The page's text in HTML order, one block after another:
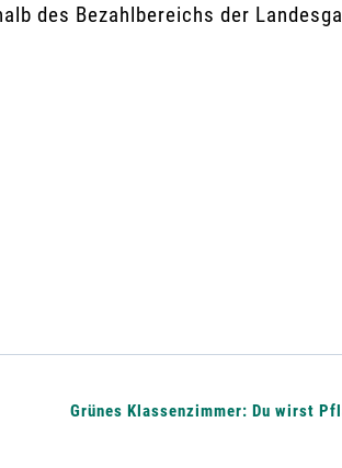
des Bezahlbereichs der
Grünes Klassenzimmer: Du wirst